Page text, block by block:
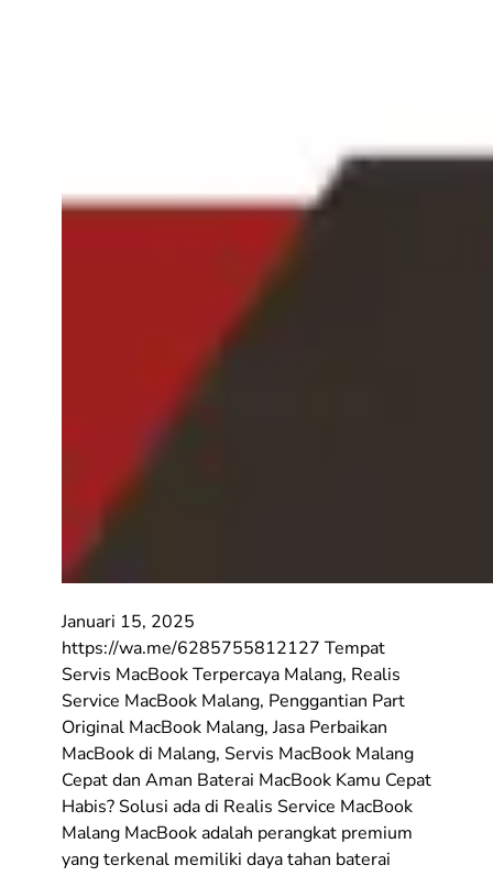
Januari 15, 2025
https://wa.me/6285755812127 Tempat
Servis MacBook Terpercaya Malang, Realis
Service MacBook Malang, Penggantian Part
Original MacBook Malang, Jasa Perbaikan
MacBook di Malang, Servis MacBook Malang
Cepat dan Aman Baterai MacBook Kamu Cepat
Habis? Solusi ada di Realis Service MacBook
Malang MacBook adalah perangkat premium
yang terkenal memiliki daya tahan baterai